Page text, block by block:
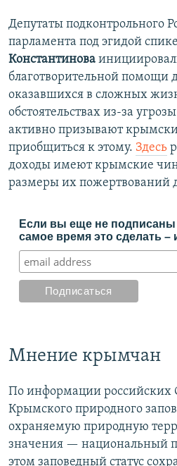
Депутаты подконтрольного
парламента под эгидой
Константинова
благотворительной помощи
оказавшихся в сложных
обстоятельствах из-за
активно призывают
приобщиться к этому. Здесь
доходы имеют крымские
размеры их пожертвований
Если вы еще не подписаны
самое время это сделать –
Мнение крымчан
По информации
Крымского природного
охраняемую природную
значения — национальный
этом заповедный статус